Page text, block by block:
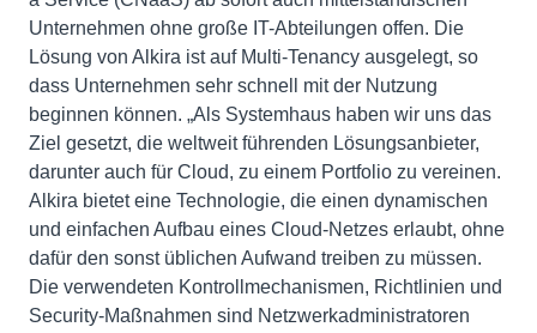
Unternehmen ohne große IT-Abteilungen offen. Die
Lösung von Alkira ist auf Multi-Tenancy ausgelegt, so
dass Unternehmen sehr schnell mit der Nutzung
beginnen können. „Als Systemhaus haben wir uns das
Ziel gesetzt, die weltweit führenden Lösungsanbieter,
darunter auch für Cloud, zu einem Portfolio zu vereinen.
Alkira bietet eine Technologie, die einen dynamischen
und einfachen Aufbau eines Cloud-Netzes erlaubt, ohne
dafür den sonst üblichen Aufwand treiben zu müssen.
Die verwendeten Kontrollmechanismen, Richtlinien und
Security-Maßnahmen sind Netzwerkadministratoren